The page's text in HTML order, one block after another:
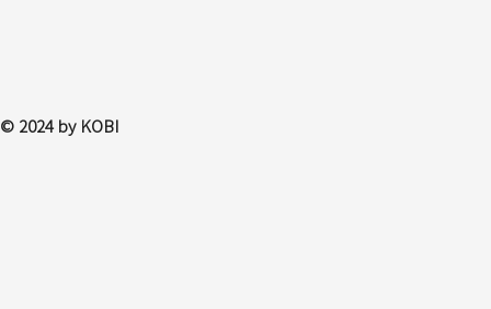
© 2024 by KOBI